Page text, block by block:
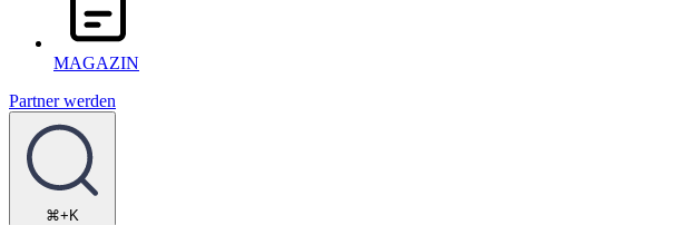
MAGAZIN
Partner werden
⌘+K